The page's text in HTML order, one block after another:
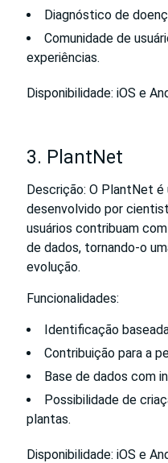
Diagnóstico de
Comunidade de
experiências.
Disponibilidade: iOS e
3. PlantNet
Descrição: O PlantNet
desenvolvido por
usuários contribuam
de dados, tornando-o
evolução.
Funcionalidades:
Identificação
Contribuição para a
Base de dados com
Possibilidade de
plantas.
Disponibilidade: iOS e